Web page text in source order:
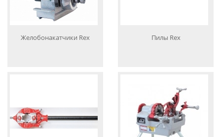
Желобонакатчики Rex Пилы Rex